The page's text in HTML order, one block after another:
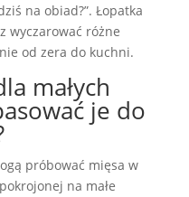
na obiad?”. Łopatka
wyczarować różne
od zera do kuchni.
małych
je do
próbować mięsa w
na małe